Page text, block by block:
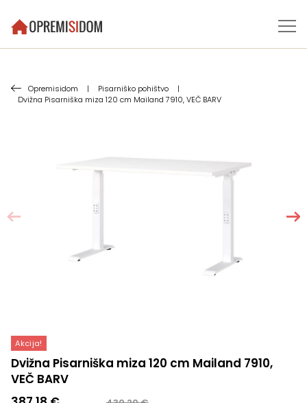
Opremisidom | Pisarniško pohištvo
|
Dvižna Pisarniška miza 120 cm Mailand 7910, VEČ BARV
Akcija!
Dvižna Pisarniška miza 120 cm Mailand 7910,
VEČ BARV